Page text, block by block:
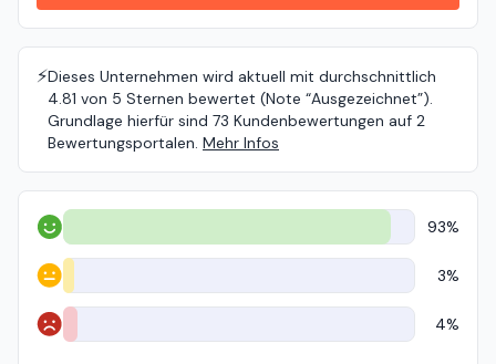
⚡️Dieses Unternehmen wird aktuell mit durchschnittlich
4.81 von 5 Sternen bewertet (Note “Ausgezeichnet”).
Grundlage hierfür sind 73 Kundenbewertungen auf 2
Bewertungsportalen. Mehr Infos
Positiv 93%
Neutral 3%
Negativ 4%